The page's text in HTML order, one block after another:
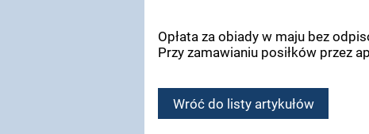
Opłata za obiady w maju bez
Przy zamawianiu posiłków przez
Wróć do listy artykułów